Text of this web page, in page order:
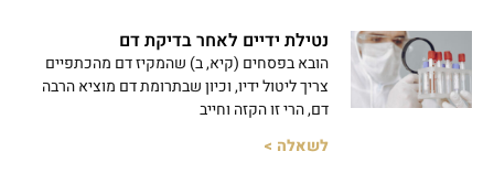
נטילת ידיים לאחר בדיקת דם
הובא בפסחים (קיא, ב) שהמקיז דם מהכתפיים
צריך ליטול ידיו, וכיון שבתרומת דם מוציא הרבה
דם, הרי זו הקזה וחייב
לשאלה >